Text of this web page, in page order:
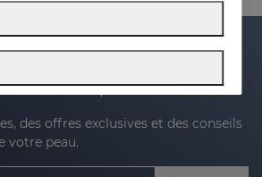
notre newsletter et recevez
sur votre prochain achat
des offres exclusives et des conseils
votre peau.